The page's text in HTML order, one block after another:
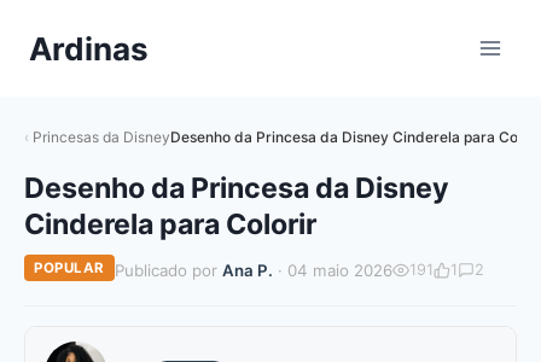
paraArdinas
Princesas da DisneyDesenho da Princesa da Disney Cinderela para
Desenho da Princesa da Disney
Cinderela para Colorir
POPULAR Publicado por Ana P. · 04 maio 2026 191 1 2